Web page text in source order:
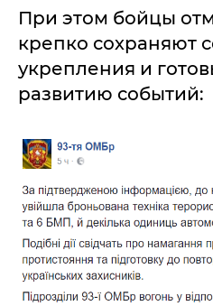
При этом бойцы
крепко сохраняют
укрепления и
развитию событий: